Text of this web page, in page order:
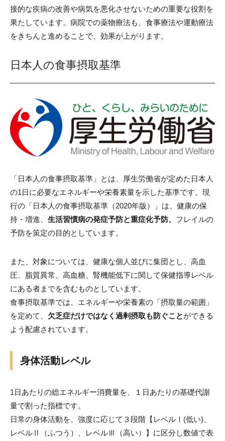
接的な疾病の改善や病気を悪化させないための重要な役割を
果たしています。病院での薬物療法も、食事療法や運動療法
をきちんと進めることで、効果が上がります。
日本人の食事摂取基準
「日本人の食事摂取基準」とは、厚生労働省が定めた日本人
の1日に必要なエネルギーや栄養素量を示した基準です。現
行の「日本人の食事摂取基準（2020年版）」は、健康の保
持・増進、 生活習慣病の発症予防と重症化予防、 フレイルの
予防を策定の目的としています。
また、対象については、健康な個人並びに集団とし、高血
圧、脂質異常、高血糖、腎機能低下に関して保健指導レベル
にある者までを含むものとしています。
食事摂取基準では、エネルギーや栄養素の「摂取量の範囲」
を定めて、 欠乏症だけではなく過剰摂取も防ぐことができる
よう配慮されています。
身体活動レベル
1日あたりの総エネルギー消費量を、１日あたりの基礎代謝
量で割った指標です。
日常の身体活動を、強度に応じて３段階【レベルⅠ(低い)、
レベルⅡ（ふつう）、レベルⅢ（高い）】に区分し数値で表